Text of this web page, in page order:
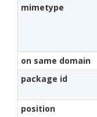
mimetype
on same domain
package id
position